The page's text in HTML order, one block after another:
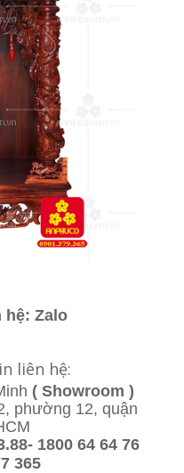
hệ: Zalo
liên hệ:
( Showroom )
phường 12, quận
1800 64 64 76
365